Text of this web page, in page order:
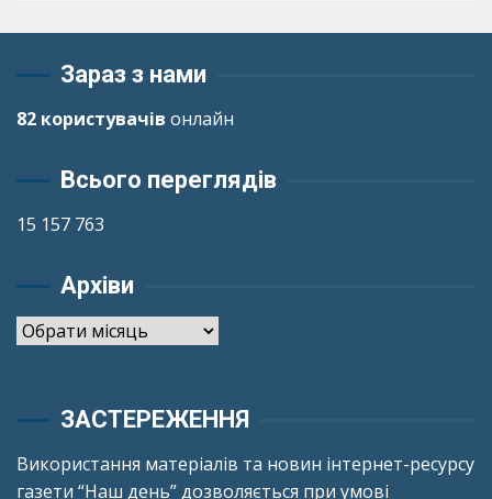
Зараз з нами
82 користувачів онлайн
Всього переглядів
15 157 763
Архіви
Архіви
ЗАСТЕРЕЖЕННЯ
Використання матеріалів та новин інтернет-ресурсу
газети “Наш день” дозволяється при умові